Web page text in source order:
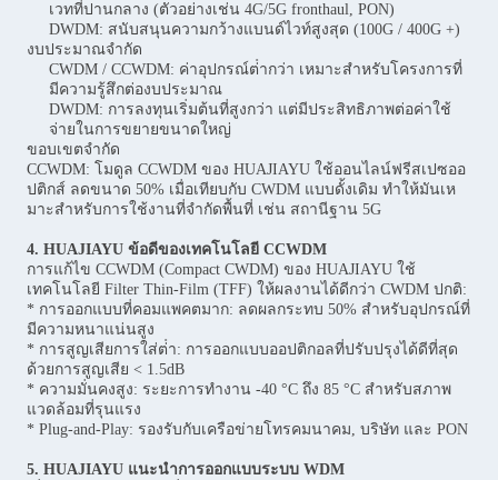
เวทที่ปานกลาง (ตัวอย่างเช่น 4G/5G fronthaul, PON)
DWDM: สนับสนุนความกว้างแบนด์ไวท์สูงสุด (100G / 400G +)
งบประมาณจํากัด
CWDM / CCWDM: ค่าอุปกรณ์ต่ํากว่า เหมาะสําหรับโครงการที่
มีความรู้สึกต่องบประมาณ
DWDM: การลงทุนเริ่มต้นที่สูงกว่า แต่มีประสิทธิภาพต่อค่าใช้
จ่ายในการขยายขนาดใหญ่
ขอบเขตจํากัด
CCWDM: โมดูล CCWDM ของ HUAJIAYU ใช้ออนไลน์ฟรีสเปซออ
ปติกส์ ลดขนาด 50% เมื่อเทียบกับ CWDM แบบดั้งเดิม ทําให้มันเห
มาะสําหรับการใช้งานที่จํากัดพื้นที่ เช่น สถานีฐาน 5G
4. HUAJIAYU ข้อดีของเทคโนโลยี CCWDM
การแก้ไข CCWDM (Compact CWDM) ของ HUAJIAYU ใช้
เทคโนโลยี Filter Thin-Film (TFF) ให้ผลงานได้ดีกว่า CWDM ปกติ:
* การออกแบบที่คอมแพคตมาก: ลดผลกระทบ 50% สําหรับอุปกรณ์ที่
มีความหนาแน่นสูง
* การสูญเสียการใส่ต่ํา: การออกแบบออปติกอลที่ปรับปรุงได้ดีที่สุด
ด้วยการสูญเสีย < 1.5dB
* ความมั่นคงสูง: ระยะการทํางาน -40 °C ถึง 85 °C สําหรับสภาพ
แวดล้อมที่รุนแรง
* Plug-and-Play: รองรับกับเครือข่ายโทรคมนาคม, บริษัท และ PON
5. HUAJIAYU แนะนําการออกแบบระบบ WDM